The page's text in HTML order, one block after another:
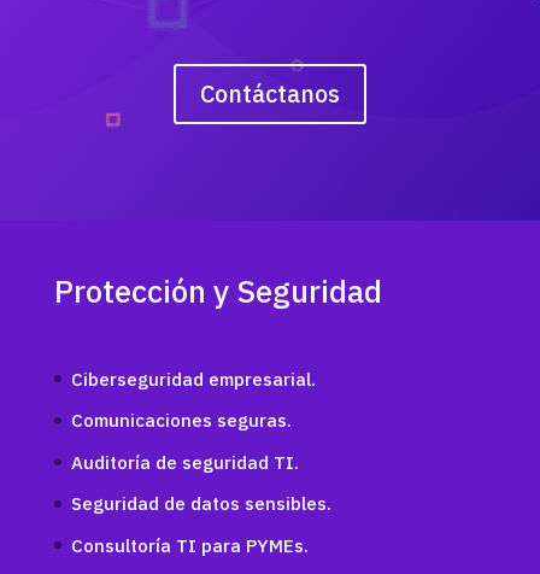
Contáctanos
Protección y Seguridad
Ciberseguridad empresarial.
Comunicaciones seguras.
Auditoría de seguridad TI.
Seguridad de datos sensibles.
Consultoría TI para PYMEs.